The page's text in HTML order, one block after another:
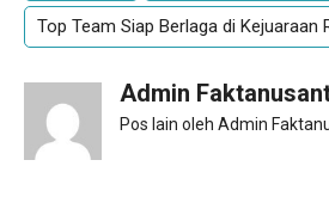
Top Team Siap Berlaga di Kejuaraan
Admin
Pos lain oleh Admin